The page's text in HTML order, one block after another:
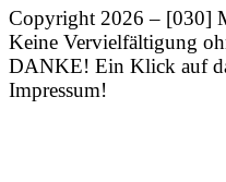
Copyright 2026 – [030]
Keine Vervielfältigung
DANKE! Ein Klick auf
Impressum!